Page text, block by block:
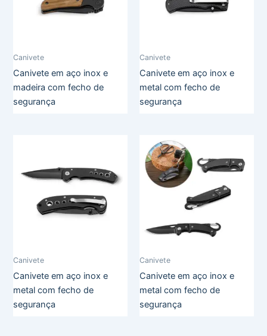
Canivete
Canivete em aço inox e
madeira com fecho de
segurança
Canivete
Canivete em aço inox e
metal com fecho de
segurança
Canivete
Canivete em aço inox e
metal com fecho de
segurança
Canivete
Canivete em aço inox e
metal com fecho de
segurança